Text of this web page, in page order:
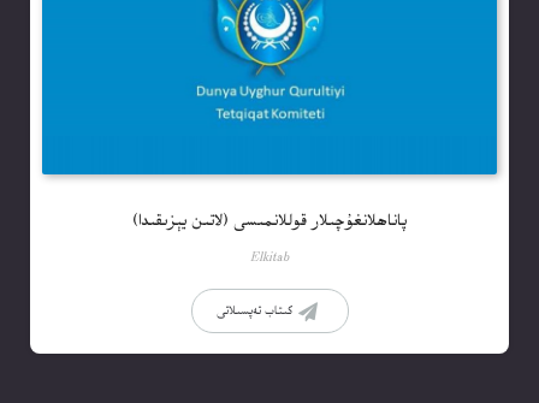
پاناھلانغۇچىلار قوللانمىسى (لاتىن يېزىقىدا)
Elkitab
كىتاب تەپسىلاتى